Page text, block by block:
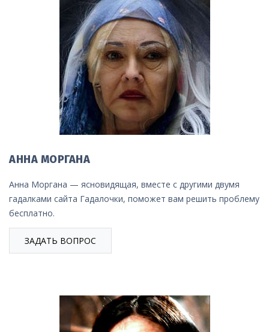
АННА МОРГАНА
Анна Моргана — ясновидящая, вместе с другими двумя
гадалками сайта Гадалочки, поможет вам решить проблему
бесплатно.
ЗАДАТЬ ВОПРОС